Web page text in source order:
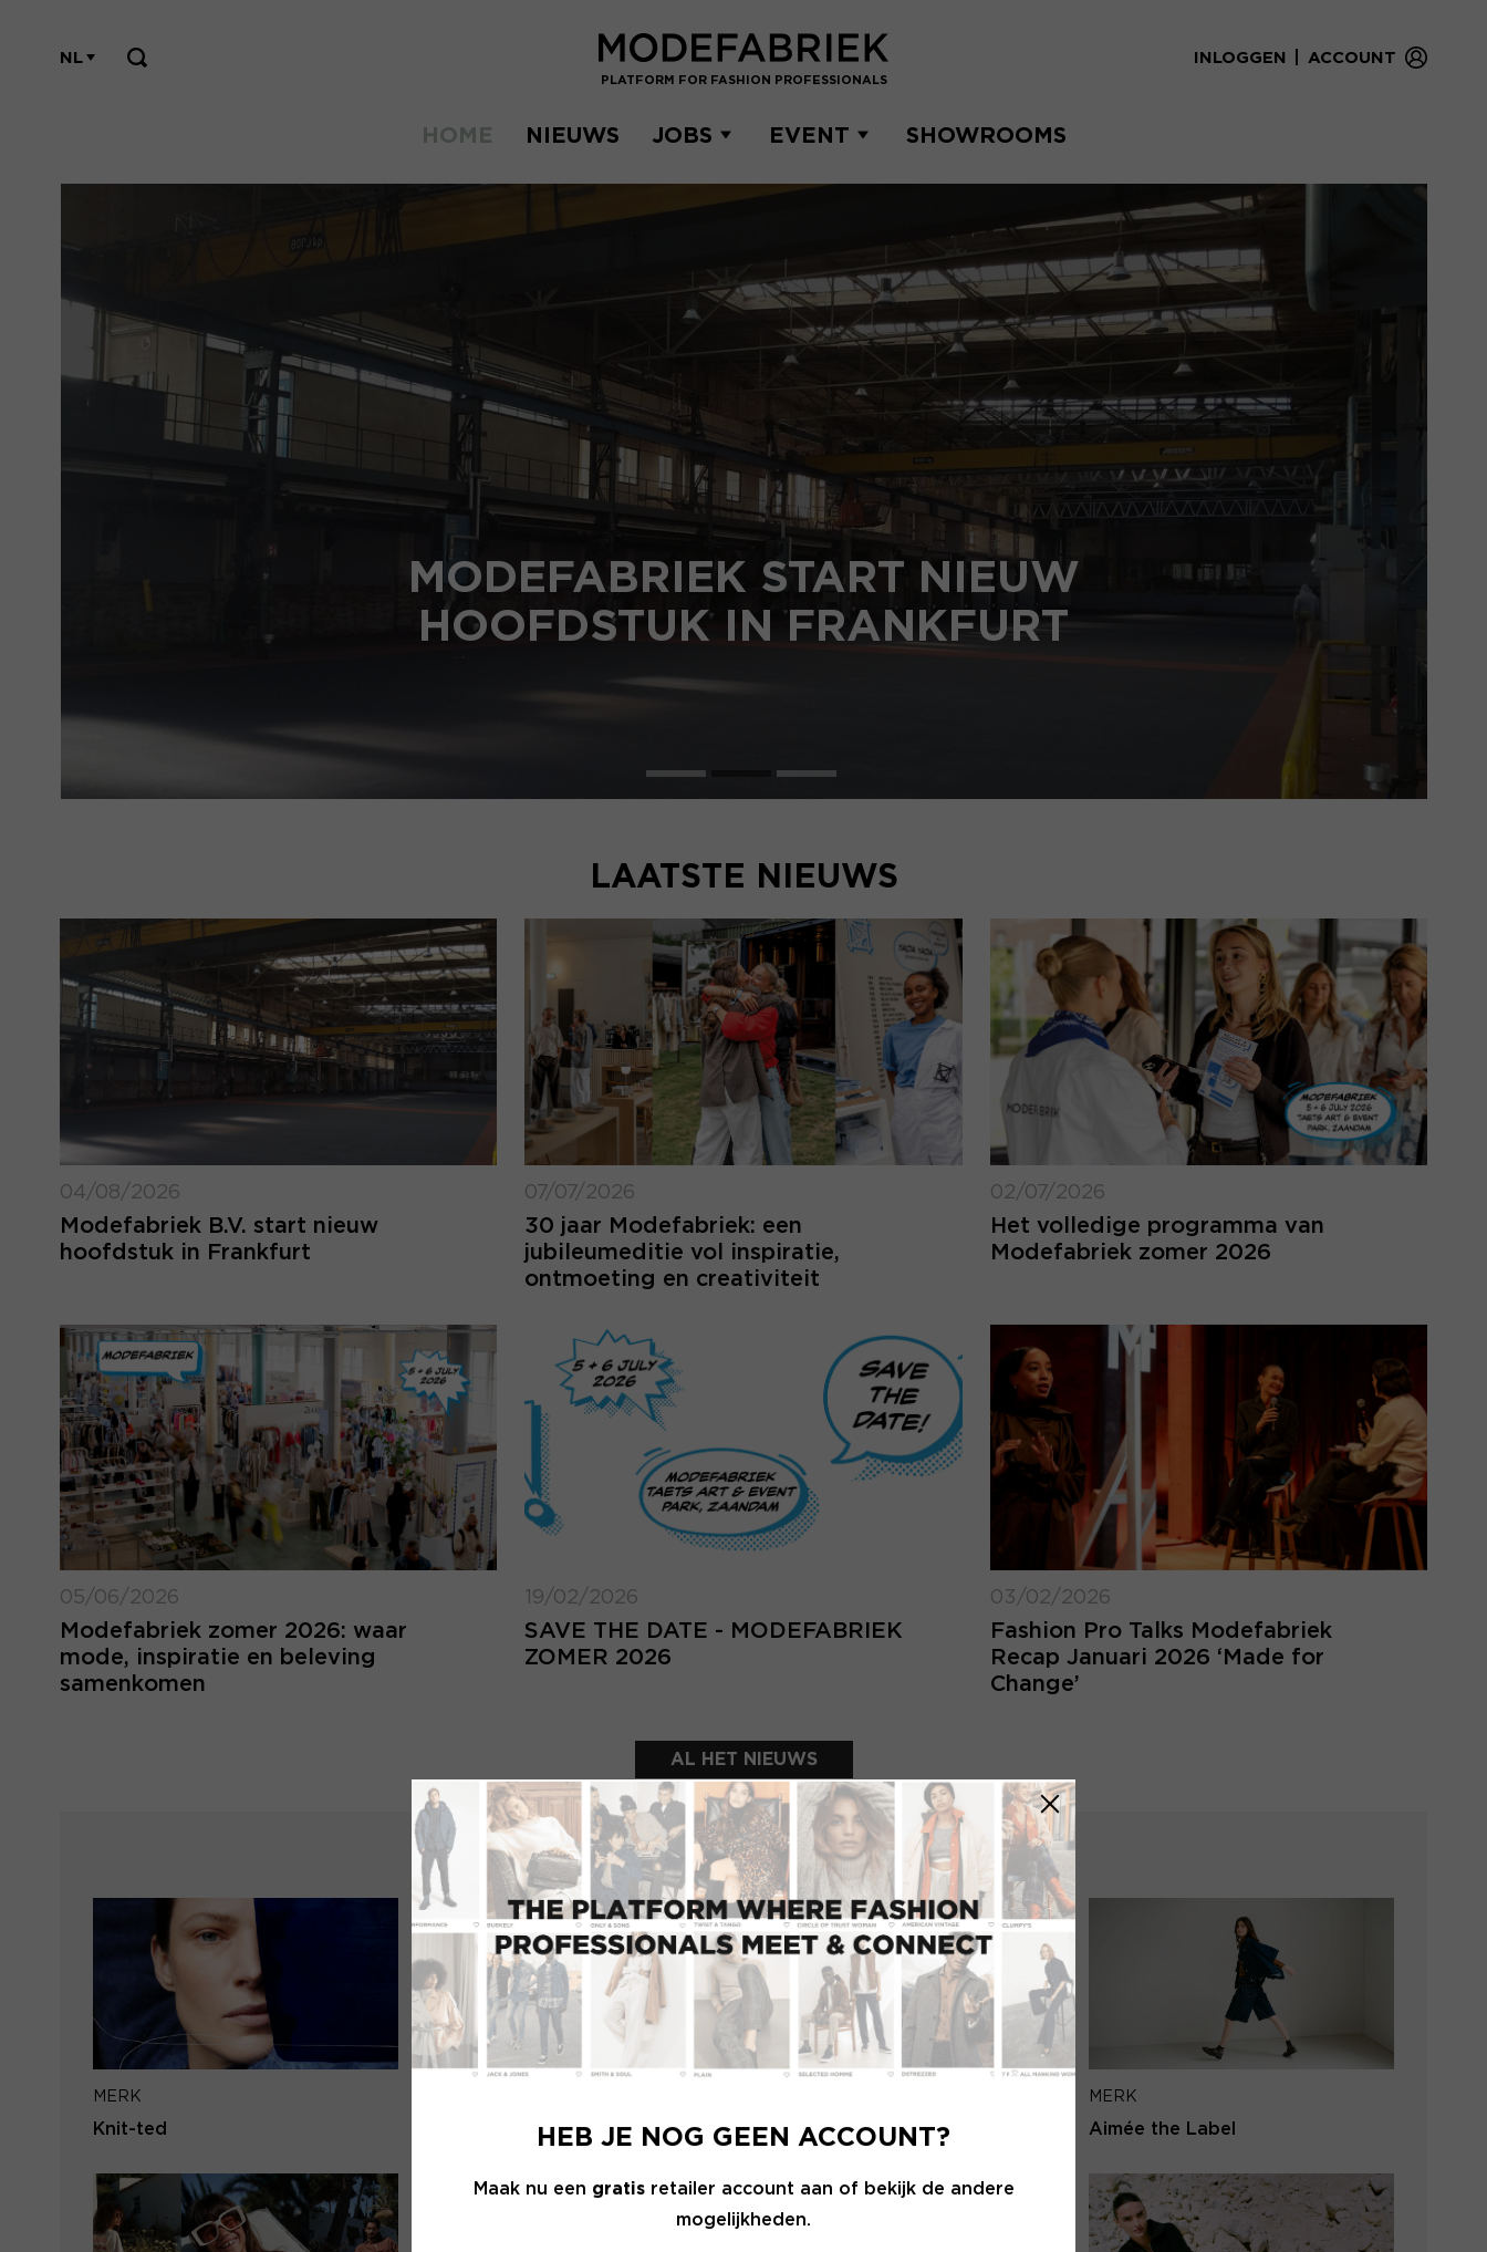
INLOGGEN
E-mailadres
Wachtwoord
LOGIN VERGETEN
Inloggegevens kwijt? Vul het e-mailadres in
dat hoort bij jouw account en klik op
E-mailadres
VERSTUUR
PLATFORM FOR FASHION PROFESSIONALS
INLOGGEN ACCOUNT
NL
HOME NIEUWS JOBS EVENT SHOWROOMS
HEB JE NOG GEEN ACCOUNT?
Maak nu een gratisretailer account aan of bekijk de andere
mogelijkheden.
MODEFABRIEK START NIEUW
HOOFDSTUK IN FRANKFURT
LAATSTE NIEUWS
04/08/2026
Modefabriek B.V. start nieuw
hoofdstuk in Frankfurt
07/07/2026
30 jaar Modefabriek: een
jubileumeditie vol inspiratie,
ontmoeting en creativiteit
02/07/2026
Het volledige programma van
Modefabriek zomer 2026
05/06/2026
Modefabriek zomer 2026: waar
mode, inspiratie en beleving
samenkomen
19/02/2026
SAVE THE DATE - MODEFABRIEK
ZOMER 2026
03/02/2026
Fashion Pro Talks Modefabriek
Recap Januari 2026 ‘Made for
Change’
AL HET NIEUWS
UITGELICHTE SHOWROOMS
MERK
Knit-ted PENN&INK N.Y Harper & Yve
MERK
Aimée the Label